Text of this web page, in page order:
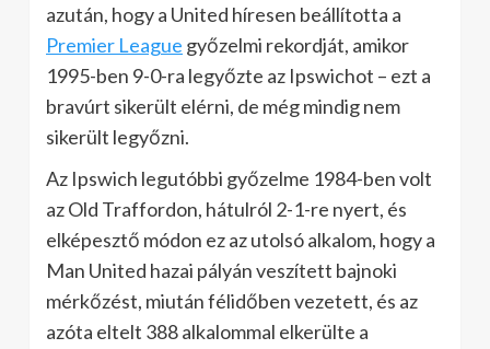
azután, hogy a United híresen beállította a
Premier League győzelmi rekordját, amikor
1995-ben 9-0-ra legyőzte az Ipswichot – ezt a
bravúrt sikerült elérni, de még mindig nem
sikerült legyőzni.
Az Ipswich legutóbbi győzelme 1984-ben volt
az Old Traffordon, hátulról 2-1-re nyert, és
elképesztő módon ez az utolsó alkalom, hogy a
Man United hazai pályán veszített bajnoki
mérkőzést, miután félidőben vezetett, és az
azóta eltelt 388 alkalommal elkerülte a